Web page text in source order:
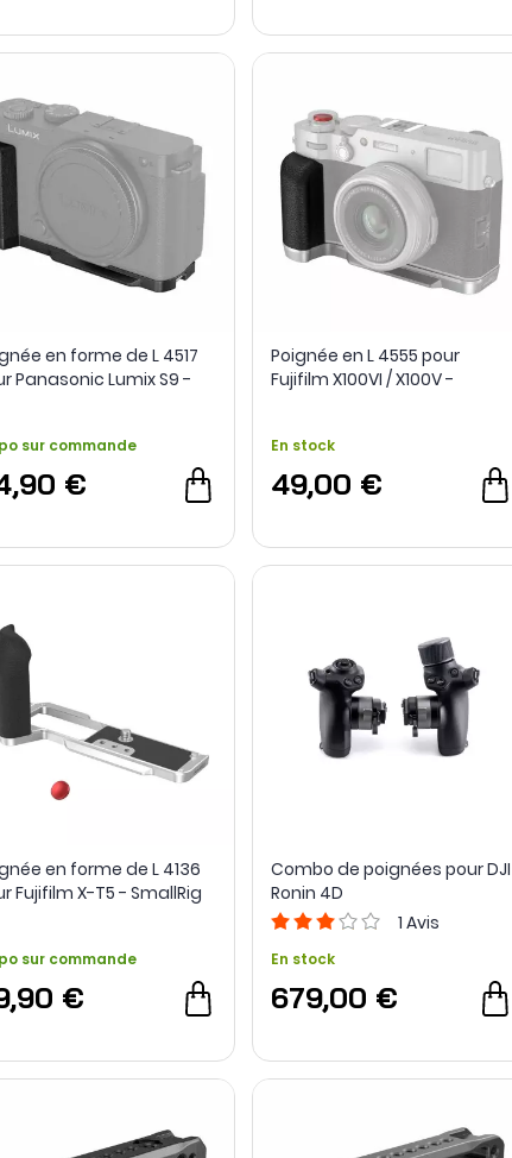
en forme de L 4517
Panasonic Lumix S9 -
sur commande
€
Poignée en L 4555 pour
Fujifilm X100VI / X100V -
En stock
49,00 €
en forme de L 4136
Fujifilm X-T5 - SmallRig
sur commande
€
Combo de poignées pour DJI
Ronin 4D
1 Avis
En stock
679,00 €